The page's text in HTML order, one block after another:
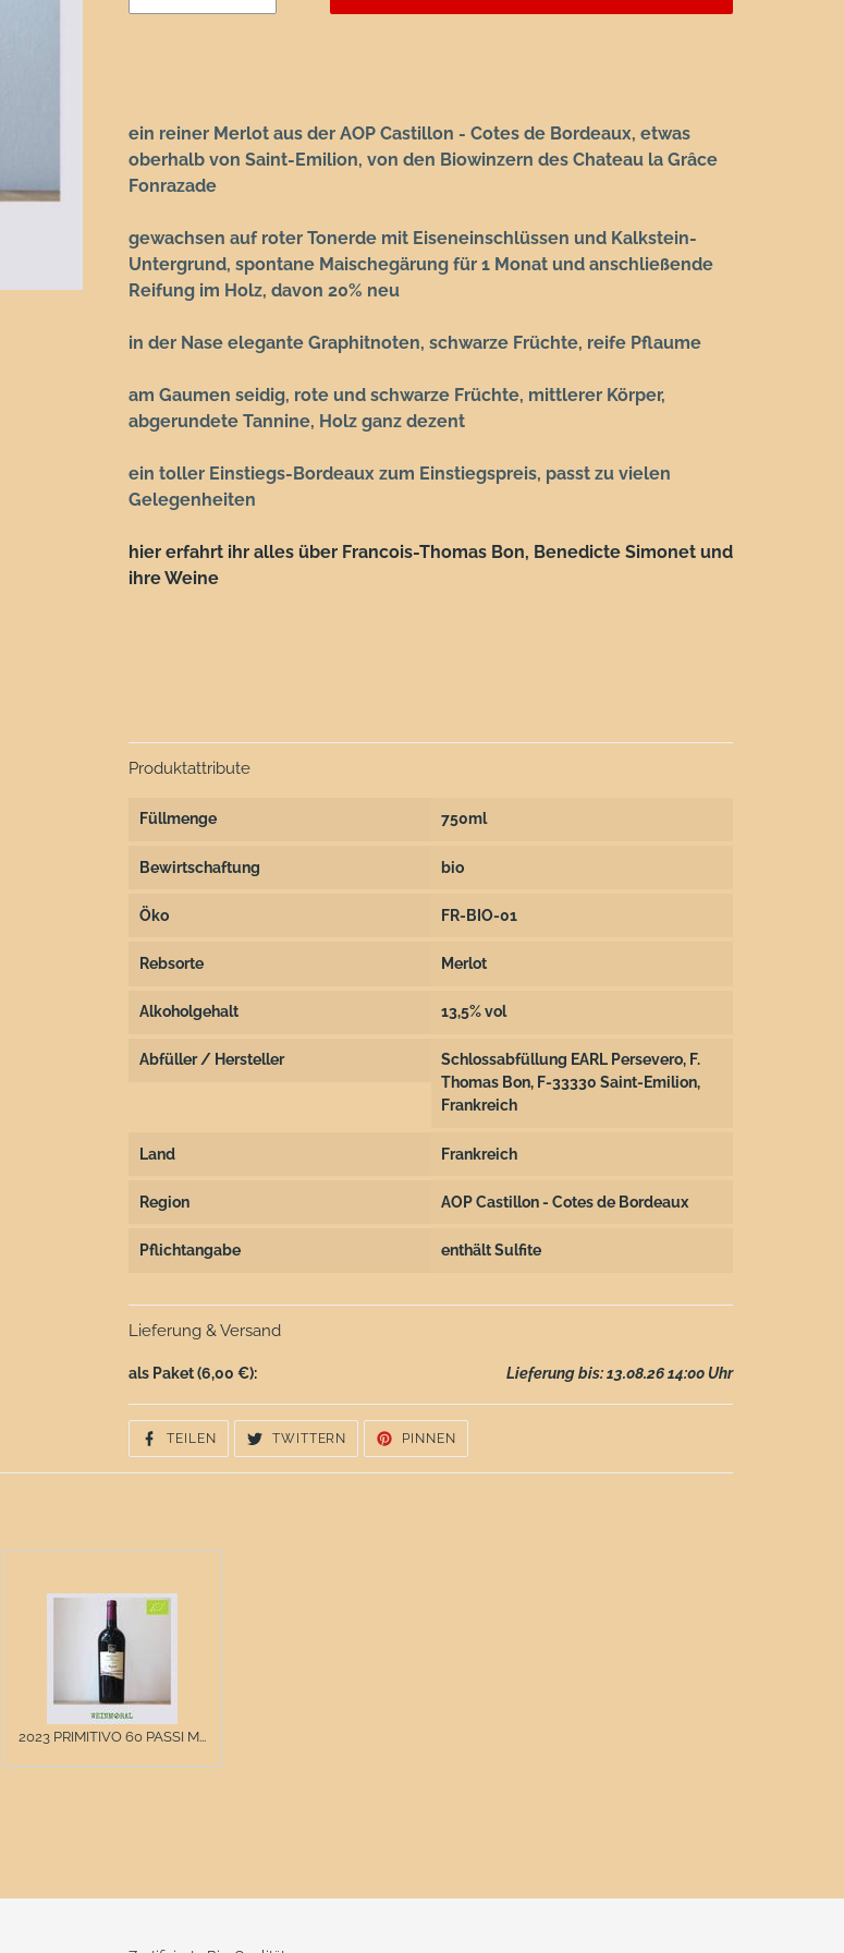
ein reiner Merlot aus der AOP Castillon - Cotes de Bordeaux, etwas
oberhalb von Saint-Emilion, von den Biowinzern des Chateau la Grâce
Fonrazade
gewachsen auf roter Tonerde mit Eiseneinschlüssen und Kalkstein-
Untergrund, spontane Maischegärung für 1 Monat und anschließende
Reifung im Holz, davon 20% neu
in der Nase elegante Graphitnoten, schwarze Früchte, reife Pflaume
am Gaumen seidig, rote und schwarze Früchte, mittlerer Körper,
abgerundete Tannine, Holz ganz dezent
ein toller Einstiegs-Bordeaux zum Einstiegspreis, passt zu vielen
Gelegenheiten
hier erfahrt ihr alles über Francois-Thomas Bon, Benedicte Simonet und
ihre Weine
Produktattribute
Füllmenge 750ml
Bewirtschaftung bio
Öko FR-BIO-01
Rebsorte Merlot
Alkoholgehalt 13,5% vol
Abfüller / Hersteller
Schlossabfüllung EARL Persevero, F.
Thomas Bon, F-33330 Saint-Emilion,
Frankreich
Land Frankreich
Region AOP Castillon - Cotes de Bordeaux
Pflichtangabe enthält Sulfite
Lieferung & Versand
als Paket(6,00 €): Lieferung bis: 13.08.26 14:00 Uhr
TEILENAUF
FACEBOOK
TEILEN
TWITTERN
TWITTER
TWITTERN
PINNEN
PINNEN
2023 PRIMITIVO 60 PASSI M...